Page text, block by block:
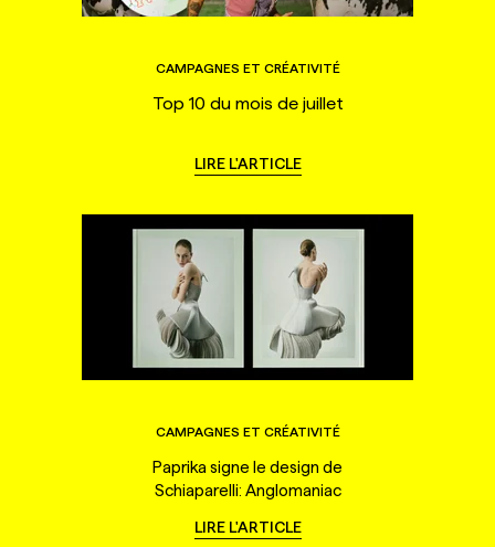
CAMPAGNES ET CRÉATIVITÉ
Top 10 du mois de juillet
LIRE L'ARTICLE
CAMPAGNES ET CRÉATIVITÉ
Paprika signe le design de
Schiaparelli: Anglomaniac
LIRE L'ARTICLE